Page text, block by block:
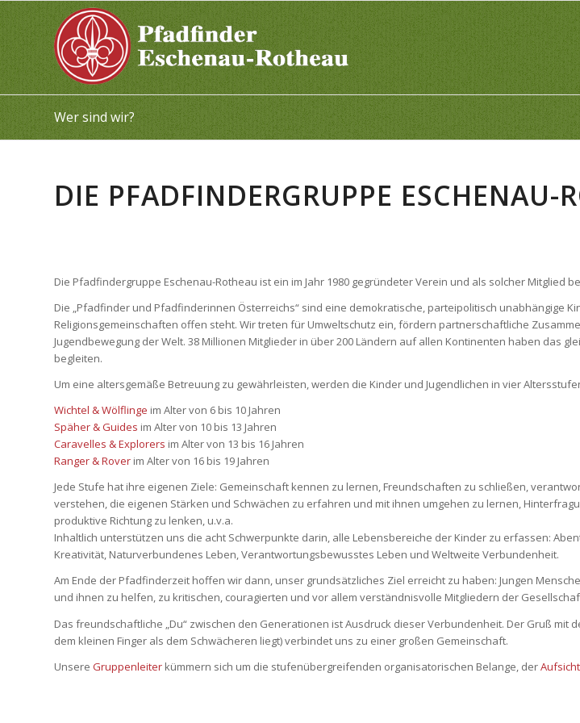
Wer sind wir?
DIE PFADFINDERGRUPPE ESCHENAU-
Die Pfadfindergruppe Eschenau-Rotheau ist ein im Jahr 1980 gegründeter Verein und als solcher Mitglied beim
Die „Pfadfinder und Pfadfinderinnen Österreichs“ sind eine demokratische, parteipolitisch unabhängige
Religionsgemeinschaften offen steht. Wir treten für Umweltschutz ein, fördern partnerschaftliche
Jugendbewegung der Welt. 38 Millionen Mitglieder in über 200 Ländern auf allen Kontinenten haben das
begleiten.
Um eine altersgemäße Betreuung zu gewährleisten, werden die Kinder und Jugendlichen in vier
Wichtel & Wölflinge im Alter von 6 bis 10 Jahren
Späher & Guides im Alter von 10 bis 13 Jahren
Caravelles & Explorers im Alter von 13 bis 16 Jahren
Ranger & Rover im Alter von 16 bis 19 Jahren
Jede Stufe hat ihre eigenen Ziele: Gemeinschaft kennen zu lernen, Freundschaften zu schließen,
verstehen, die eigenen Stärken und Schwächen zu erfahren und mit ihnen umgehen zu lernen,
produktive Richtung zu lenken, u.v.a.
Inhaltlich unterstützen uns die acht Schwerpunkte darin, alle Lebensbereiche der Kinder zu erfassen:
Kreativität, Naturverbundenes Leben, Verantwortungsbewusstes Leben und Weltweite Verbundenheit.
Am Ende der Pfadfinderzeit hoffen wir dann, unser grundsätzliches Ziel erreicht zu haben: Jungen
und ihnen zu helfen, zu kritischen, couragierten und vor allem verständnisvolle Mitgliedern der
Das freundschaftliche „Du“ zwischen den Generationen ist Ausdruck dieser Verbundenheit. Der Gruß
dem kleinen Finger als dem Schwächeren liegt) verbindet uns zu einer großen Gemeinschaft.
Unsere Gruppenleiter kümmern sich um die stufenübergreifenden organisatorischen Belange, der